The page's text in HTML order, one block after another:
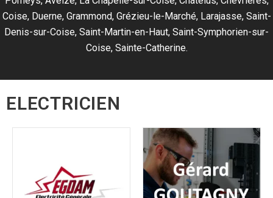
Coise, Duerne, Grammond, Grézieu-le-Marché, Larajasse, Saint-
Denis-sur-Coise, Saint-Martin-en-Haut, Saint-Symphorien-sur-
Coise, Sainte-Catherine.
ELECTRICIEN